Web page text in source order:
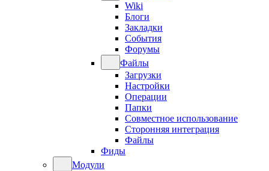
Wiki
Блоги
Закладки
События
Форумы
Файлы
Загрузки
Настройки
Операции
Папки
Совместное использование
Сторонняя интеграция
Файлы
Фиды
Модули